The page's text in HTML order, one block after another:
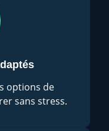
options de
sans stress.